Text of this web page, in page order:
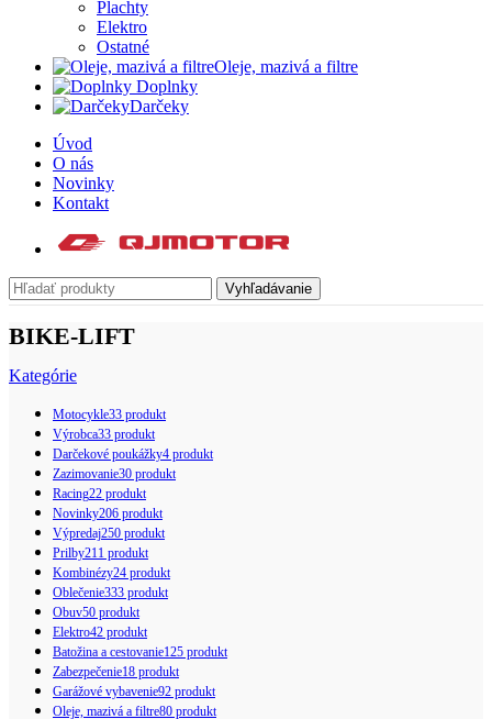
Plachty
Elektro
Ostatné
Oleje, mazivá a filtre
Doplnky
Darčeky
Úvod
O nás
Novinky
Kontakt
Vyhľadávanie
BIKE-LIFT
Kategórie
Motocykle33 produkt
Výrobca33 produkt
Darčekové poukážky4 produkt
Zazimovanie30 produkt
Racing22 produkt
Novinky206 produkt
Výpredaj250 produkt
Prilby211 produkt
Kombinézy24 produkt
Oblečenie333 produkt
Obuv50 produkt
Elektro42 produkt
Batožina a cestovanie125 produkt
Zabezpečenie18 produkt
Garážové vybavenie92 produkt
Oleje, mazivá a filtre80 produkt